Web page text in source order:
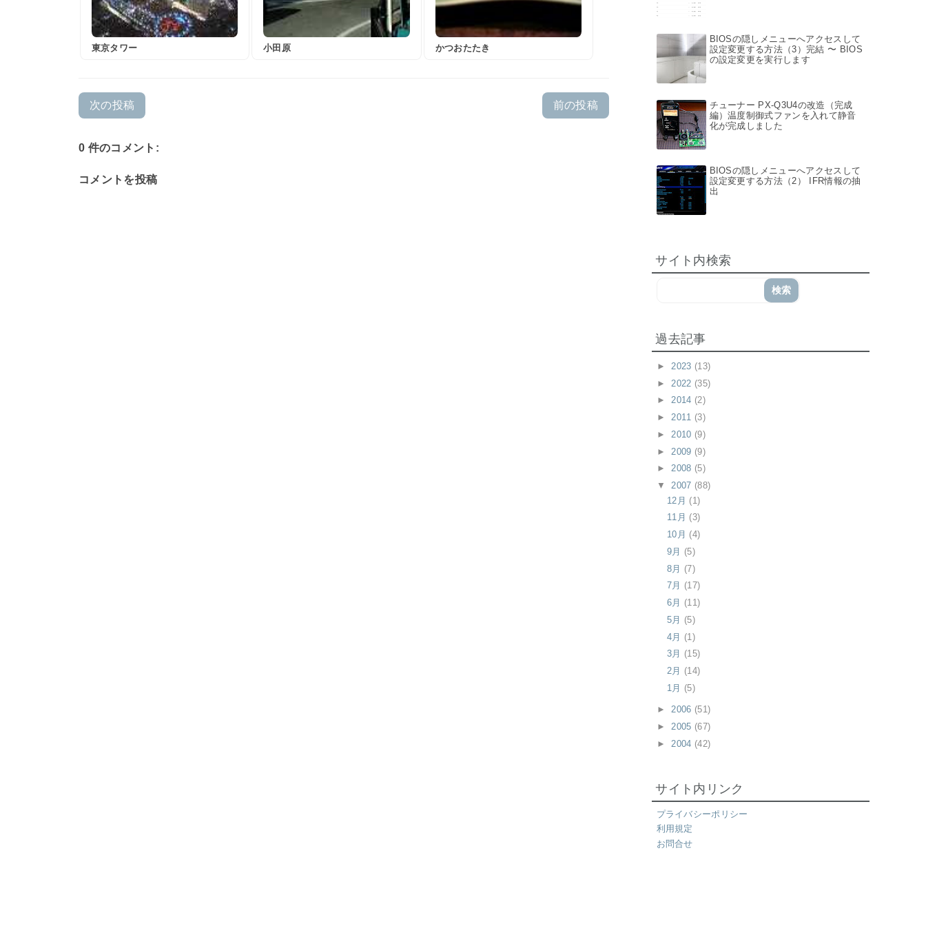
東京タワー 小田原 かつおたたき
次の投稿 前の投稿
0 件のコメント:
コメントを投稿
BIOSの隠しメニューへアクセスして
設定変更する方法（3）完結 〜 BIOS
の設定変更を実行します
チューナー PX-Q3U4の改造（完成
編）温度制御式ファンを入れて静音
化が完成しました
BIOSの隠しメニューへアクセスして
設定変更する方法（2） IFR情報の抽
出
サイト内検索
過去記事
► 2023 (13)
► 2022 (35)
►2014 (2)
►2011 (3)
► 2010 (9)
► 2009 (9)
►2008 (5)
▼2007 (88)
12月 (1)
11月 (3)
10月 (4)
9月 (5)
8月 (7)
7月 (17)
6月 (11)
5月 (5)
4月 (1)
3月 (15)
2月 (14)
1月 (5)
►2006 (51)
► 2005 (67)
► 2004 (42)
サイト内リンク
プライバシーポリシー
利用規定
お問合せ